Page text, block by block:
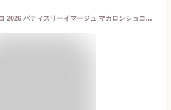
バレンタイン チョコ 2026 パティスリーイマージュ マカロンショコラ 8個入り（手提げ袋付き）バレンタインチョコ 2026 チョコレート 花口庄太郎 マカロン チョコマカロン 高級 高級感 ギフト 人気 予約 義理チョコ 友チョコ 職場 広島 VD